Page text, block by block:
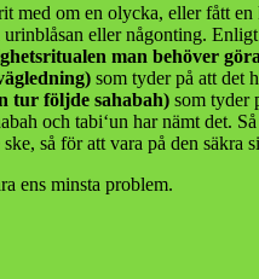
med om en olycka, eller fått
eller någonting.
man behöver
som tyder på att det
tur följde sahabah) som tyder
och tabi‘un har nämt det.
så för att vara på den säkra
ens minsta problem.